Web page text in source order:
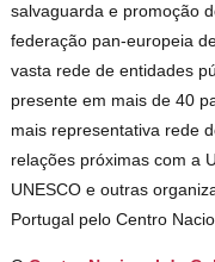
salvaguarda e promoção
federação pan-europeia
vasta rede de entidades
presente em mais de 40
mais representativa rede
relações próximas com a
UNESCO e outras
Portugal pelo Centro